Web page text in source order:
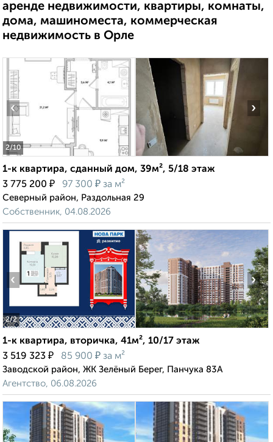
аренде недвижимости, квартиры, комнаты,
дома, машиноместа, коммерческая
недвижимость в Орле
2/10
‹ ›
1-к квартира, сданный дом, 39м², 5/18 этаж
3 775 200 ₽ 97 300 ₽ за м²
Северный район, Раздольная 29
Собственник, 04.08.2026
2/2
‹ ›
1-к квартира, вторичка, 41м², 10/17 этаж
3 519 323 ₽ 85 900 ₽ за м²
Заводской район, ЖК Зелёный Берег, Панчука 83А
Агентство, 06.08.2026